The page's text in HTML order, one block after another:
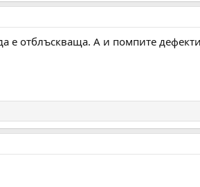
е отблъскваща. А и помпите